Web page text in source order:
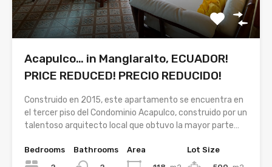
Acapulco… in Manglaralto, ECUADOR!
PRICE REDUCED! PRECIO REDUCIDO!
Construido en 2015, este apartamento se encuentra en
el tercer piso del Condominio Acapulco, construido por un
talentoso arquitecto local que obtuvo la mayor parte…
Bedrooms
Bathrooms
Area
Lot Size